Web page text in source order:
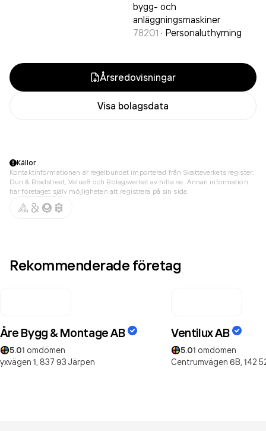
bygg- och
anläggningsmaskiner
78201 · Personaluthyrning
Årsredovisningar
Visa bolagsdata
Källor
Kontaktinformationen är regelbundet importerad från Skatteverkets register,
Dun & Bradstreet, Value8 och Bolagsverket av hitta.se. Annan information
har företaget själv möjligheten att registrera på sin sida.
Rekommenderade företag
Åre Bygg & Montage AB
5.01 omdömen
yxvägen 1, 837 93 Järpen
Ventilux AB
5.01 omdömen
Centrumvägen 6B, 142